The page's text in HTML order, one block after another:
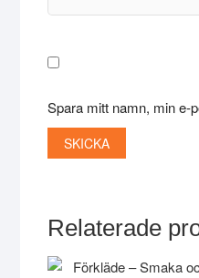
Spara mitt namn, min e-
Relaterade